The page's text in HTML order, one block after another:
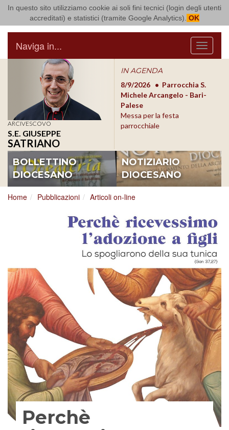
In questo sito utilizziamo cookie ai soli fini tecnici (login degli utenti
accreditati) e statistici (tramite Google Analytics). OK
Arcidiocesi di Bari Bitonto
Menu
Naviga in...
ARCIVESCOVO
S.E. GIUSEPPE
SATRIANO
IN AGENDA
8/17/2026
Conversano
Conferenza Episcopale
Pugliese
8/9/2026
Parrocchia S.
Michele Arcangelo - Bari-
Palese
Messa per la festa
parrocchiale
BOLLETTINO
DIOCESANO
NOTIZIARIO
DIOCESANO
Home Pubblicazioni Articoli on-line
Perchè